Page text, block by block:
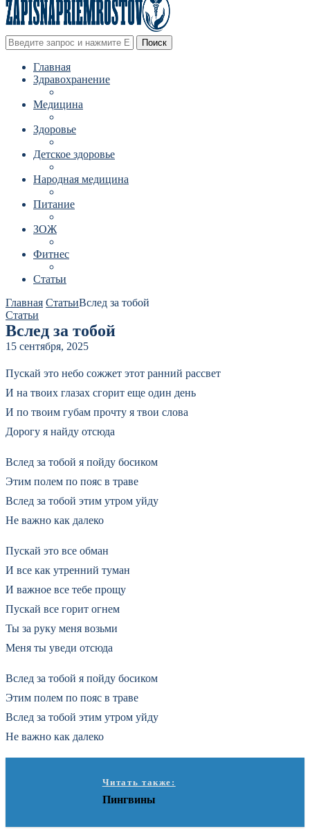
Поиск
Главная
Здравохранение
Медицина
Здоровье
Детское здоровье
Народная медицина
Питание
ЗОЖ
Фитнес
Статьи
Главная СтатьиВслед за тобой
Статьи
Вслед за тобой
15 сентября, 2025
Пускай это небо сожжет этот ранний рассвет
И на твоих глазах сгорит еще один день
И по твоим губам прочту я твои слова
Дорогу я найду отсюда
Вслед за тобой я пойду босиком
Этим полем по пояс в траве
Вслед за тобой этим утром уйду
Не важно как далеко
Пускай это все обман
И все как утренний туман
И важное все тебе прощу
Пускай все горит огнем
Ты за руку меня возьми
Меня ты уведи отсюда
Вслед за тобой я пойду босиком
Этим полем по пояс в траве
Вслед за тобой этим утром уйду
Не важно как далеко
Читать также:
Пингвины